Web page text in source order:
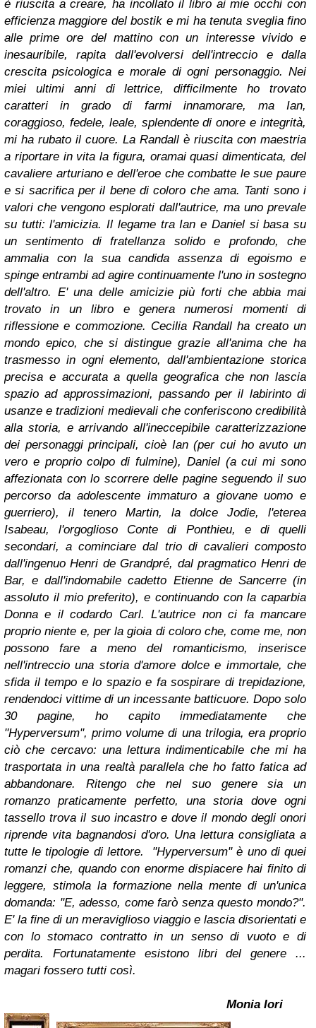
è riuscita a creare, ha incollato il libro ai mie occhi con
efficienza maggiore del bostik e mi ha tenuta sveglia fino
alle prime ore del mattino con un interesse vivido e
inesauribile, rapita dall'evolversi dell'intreccio e dalla
crescita psicologica e morale di ogni personaggio. Nei
miei ultimi anni di lettrice, difficilmente ho trovato
caratteri in grado di farmi innamorare, ma Ian,
coraggioso, fedele, leale, splendente di onore e integrità,
mi ha rubato il cuore. La Randall è riuscita con maestria
a riportare in vita la figura, oramai quasi dimenticata, del
cavaliere arturiano e dell'eroe che combatte le sue paure
e si sacrifica per il bene di coloro che ama. Tanti sono i
valori che vengono esplorati dall'autrice, ma uno prevale
su tutti: l'amicizia. Il legame tra Ian e Daniel si basa su
un sentimento di fratellanza solido e profondo, che
ammalia con la sua candida assenza di egoismo e
spinge entrambi ad agire continuamente l'uno in sostegno
dell'altro. E' una delle amicizie più forti che abbia mai
trovato in un libro e genera numerosi momenti di
riflessione e commozione. Cecilia Randall ha creato un
mondo epico, che si distingue grazie all'anima che ha
trasmesso in ogni elemento, dall'ambientazione storica
precisa e accurata a quella geografica che non lascia
spazio ad approssimazioni, passando per il labirinto di
usanze e tradizioni medievali che conferiscono credibilità
alla storia, e arrivando all'ineccepibile caratterizzazione
dei personaggi principali, cioè Ian (per cui ho avuto un
vero e proprio colpo di fulmine), Daniel (a cui mi sono
affezionata con lo scorrere delle pagine seguendo il suo
percorso da adolescente immaturo a giovane uomo e
guerriero), il tenero Martin, la dolce Jodie, l'eterea
Isabeau, l'orgoglioso Conte di Ponthieu, e di quelli
secondari, a cominciare dal trio di cavalieri composto
dall'ingenuo Henri de Grandpré, dal pragmatico Henri de
Bar, e dall'indomabile cadetto Etienne de Sancerre (in
assoluto il mio preferito), e continuando con la caparbia
Donna e il codardo Carl. L'autrice non ci fa mancare
proprio niente e, per la gioia di coloro che, come me, non
possono fare a meno del romanticismo, inserisce
nell'intreccio una storia d'amore dolce e immortale, che
sfida il tempo e lo spazio e fa sospirare di trepidazione,
rendendoci vittime di un incessante batticuore. Dopo solo
30 pagine, ho capito immediatamente che
"Hyperversum", primo volume di una trilogia, era proprio
ciò che cercavo: una lettura indimenticabile che mi ha
trasportata in una realtà parallela che ho fatto fatica ad
abbandonare. Ritengo che nel suo genere sia un
romanzo praticamente perfetto, una storia dove ogni
tassello trova il suo incastro e dove il mondo degli onori
riprende vita bagnandosi d'oro. Una lettura consigliata a
tutte le tipologie di lettore.
"Hyperversum" è uno di quei
romanzi che, quando con enorme dispiacere hai finito di
leggere, stimola la formazione nella mente di un'unica
domanda: "E, adesso, come farò senza questo mondo?".
E' la fine di un meraviglioso viaggio e lascia disorientati e
con lo stomaco contratto in un senso di vuoto e di
perdita. Fortunatamente esistono libri del genere ...
magari fossero tutti così.
Monia Iori